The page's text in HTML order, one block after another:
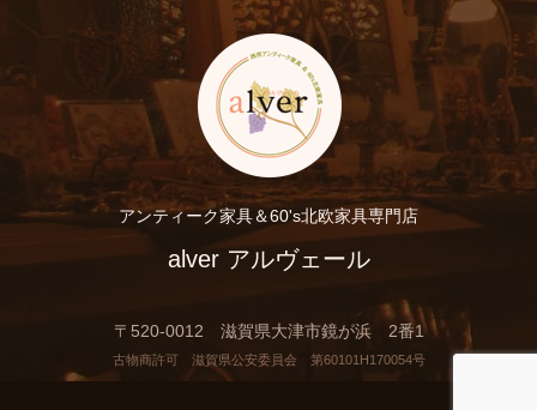
アンティーク家具＆60's北欧家具専門店
alver アルヴェール
〒520-0012 滋賀県大津市鏡が浜 2番1
古物商許可 滋賀県公安委員会 第60101H170054号